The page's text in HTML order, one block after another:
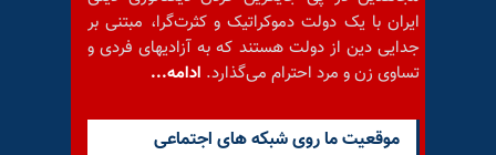
ایران با یک دولت دموکراتیک و کثرت‌گرا، مبتنی بر
جدایی دین از دولت هستند که به آزادیهای فردی و
تساوی زن و مرد احترام می‌گذارد. ادامه...
موقعيت ما روى شبكه هاى اجتماعى